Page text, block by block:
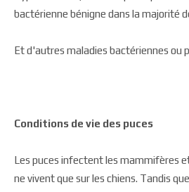
bactérienne bénigne dans la majorité
Et d'autres maladies bactériennes ou
Conditions de vie des puces
Les puces infectent les mammifères
ne vivent que sur les chiens. Tandis